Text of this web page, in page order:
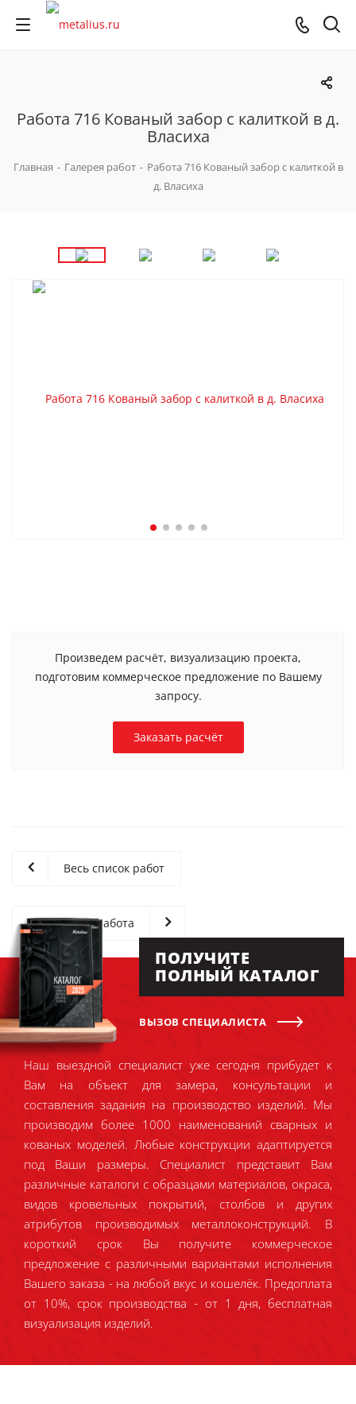
Работа 716 Кованый забор с калиткой в д.
Власиха
Главная - Галерея работ - Работа 716 Кованый забор с калиткой в
д. Власиха
Произведем расчёт, визуализацию проекта,
подготовим коммерческое предложение по Вашему
запросу.
Заказать расчёт
Весь список работ
Следующая работа
ПОЛУЧИТЕ
ПОЛНЫЙ КАТАЛОГ
ВЫЗОВ СПЕЦИАЛИСТА
Наш выездной специалист уже сегодня прибудет к
Вам на объект для замера, консультации и
составления задания на производство изделий. Мы
производим более 1000 наименований сварных и
кованых моделей. Любые конструкции адаптируется
под Ваши размеры. Специалист представит Вам
различные каталоги с образцами материалов, окраса,
видов кровельных покрытий, столбов и других
атрибутов производимых металлоконструкций. В
короткий срок Вы получите коммерческое
предложение с различными вариантами исполнения
Вашего заказа - на любой вкус и кошелёк. Предоплата
от 10%, срок производства - от 1 дня, бесплатная
визуализация изделий.